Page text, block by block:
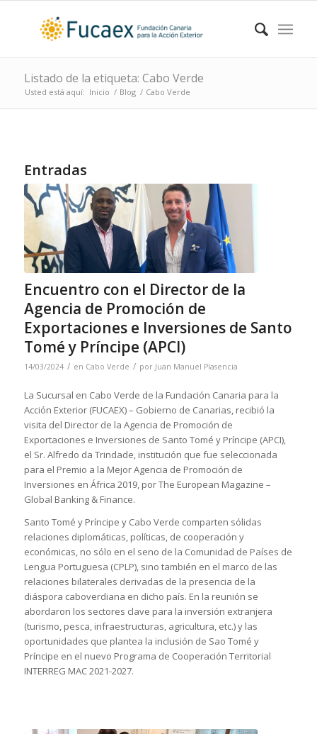
Listado de la etiqueta: Cabo Verde
Usted está aquí: Inicio / Blog / Cabo Verde
Entradas
Encuentro con el Director de la
Agencia de Promoción de
Exportaciones e Inversiones de Santo
Tomé y Príncipe (APCI)
14/03/2024 / en Cabo Verde / por Juan Manuel Plasencia
La Sucursal en Cabo Verde de la Fundación Canaria para la
Acción Exterior (FUCAEX) – Gobierno de Canarias, recibió la
visita del Director de la Agencia de Promoción de
Exportaciones e Inversiones de Santo Tomé y Príncipe (APCI),
el Sr. Alfredo da Trindade, institución que fue seleccionada
para el Premio a la Mejor Agencia de Promoción de
Inversiones en África 2019, por The European Magazine –
Global Banking & Finance.
Santo Tomé y Príncipe y Cabo Verde comparten sólidas
relaciones diplomáticas, políticas, de cooperación y
económicas, no sólo en el seno de la Comunidad de Países de
Lengua Portuguesa (CPLP), sino también en el marco de las
relaciones bilaterales derivadas de la presencia de la
diáspora caboverdiana en dicho país. En la reunión se
abordaron los sectores clave para la inversión extranjera
(turismo, pesca, infraestructuras, agricultura, etc.) y las
oportunidades que plantea la inclusión de Sao Tomé y
Príncipe en el nuevo Programa de Cooperación Territorial
INTERREG MAC 2021-2027.